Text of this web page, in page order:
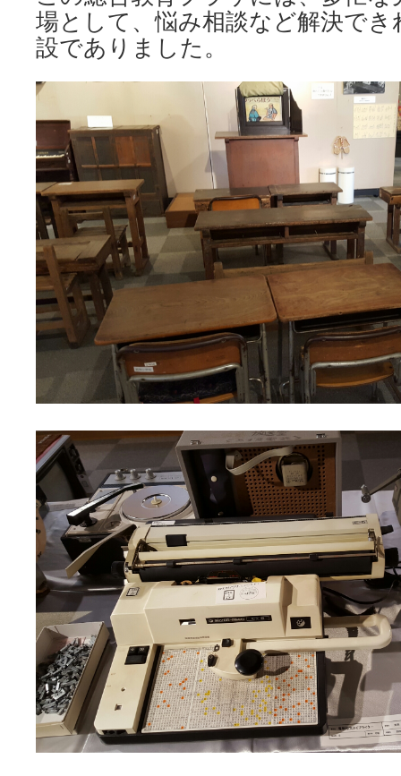
場として、悩み相談など解決で
設でありました。